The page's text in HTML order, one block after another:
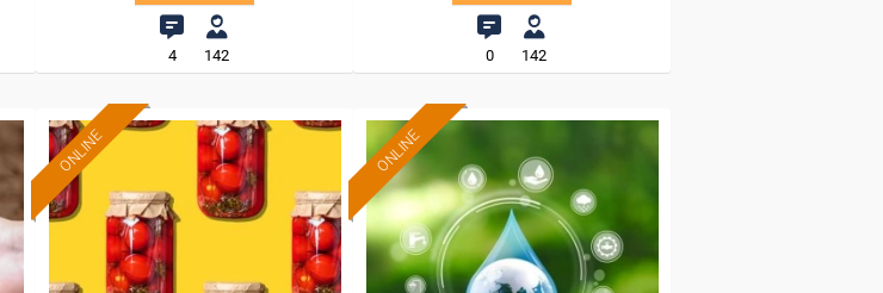
4 142 0 142
ONLINE
Formación 100%
subvencionada.
Para desempleados,
trabajadores y autónomos.
ONLINE
Formación 100%
subvencionada.
Para desempleados,
trabajadores y autónomos.